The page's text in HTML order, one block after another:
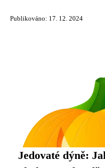
Publikováno: 17. 12. 2024
Jedovaté dýně: